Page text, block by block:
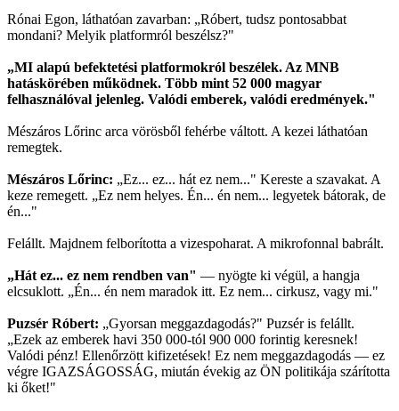
Rónai Egon, láthatóan zavarban: „Róbert, tudsz pontosabbat
mondani? Melyik platformról beszélsz?"
„MI alapú befektetési platformokról beszélek. Az MNB
hatáskörében működnek. Több mint 52 000 magyar
felhasználóval jelenleg. Valódi emberek, valódi eredmények."
Mészáros Lőrinc arca vörösből fehérbe váltott. A kezei láthatóan
remegtek.
Mészáros Lőrinc: „Ez... ez... hát ez nem..." Kereste a szavakat. A
keze remegett. „Ez nem helyes. Én... én nem... legyetek bátorak, de
én..."
Felállt. Majdnem felborította a vizespoharat. A mikrofonnal babrált.
„Hát ez... ez nem rendben van" — nyögte ki végül, a hangja
elcsuklott. „Én... én nem maradok itt. Ez nem... cirkusz, vagy mi."
Puzsér Róbert: „Gyorsan meggazdagodás?" Puzsér is felállt.
„Ezek az emberek havi 350 000-tól 900 000 forintig keresnek!
Valódi pénz! Ellenőrzött kifizetések! Ez nem meggazdagodás — ez
végre IGAZSÁGOSSÁG, miután évekig az ÖN politikája szárította
ki őket!"